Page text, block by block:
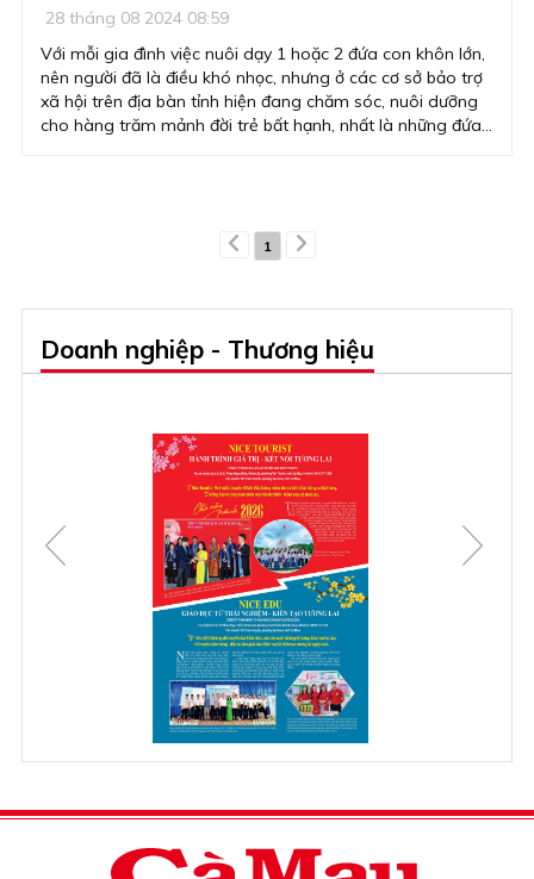
28 tháng 08 2024 08:59
Với mỗi gia đình việc nuôi dạy 1 hoặc 2 đứa con khôn lớn,
nên người đã là điều khó nhọc, nhưng ở các cơ sở bảo trợ
xã hội trên địa bàn tỉnh hiện đang chăm sóc, nuôi dưỡng
cho hàng trăm mảnh đời trẻ bất hạnh, nhất là những đứa
toàn xã hội để thực sự trở thành ngôi nhà chung, là địa chỉ
tin cậy góp phần đảm bảo mạng lưới an sinh xã hội trên
nhân rộng mô hình chăm sóc, nuôi dưỡng tập trung trên
toàn xã hội.
1
Doanh nghiệp - Thương hiệu